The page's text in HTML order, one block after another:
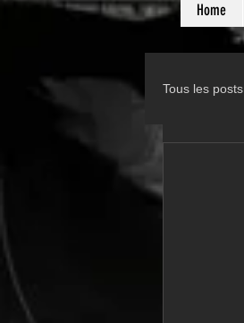
Home
Tous les posts